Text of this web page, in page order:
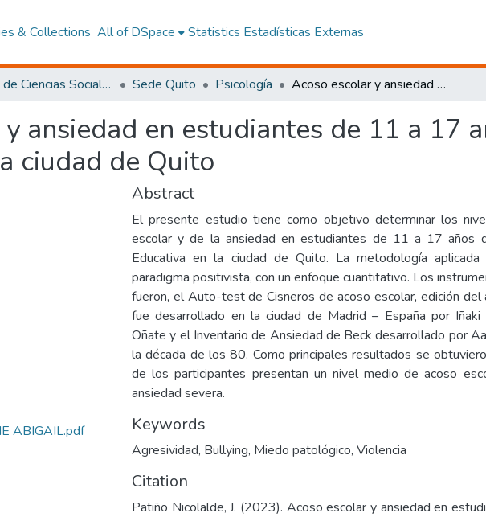
& Collections All of DSpace Statistics Estadísticas Externas
Facultad de Ciencias Sociales y Humanas Sede Quito Psicología Acoso escolar y ansiedad en estudiantes de 11 a 17 años en una Unidad Educativa en la ciudad de Quito
ansiedad en estudiantes de 11 a 17
ciudad de Quito
ABIGAIL.pdf
Abstract
El presente estudio tiene como objetivo determinar los
escolar y de la ansiedad en estudiantes de 11 a 17 años
Educativa en la ciudad de Quito. La metodología
paradigma positivista, con un enfoque cuantitativo. Los
fueron, el Auto-test de Cisneros de acoso escolar, edición
fue desarrollado en la ciudad de Madrid – España por Iñaki
Oñate y el Inventario de Ansiedad de Beck desarrollado por
la década de los 80. Como principales resultados se
de los participantes presentan un nivel medio de acoso
ansiedad severa.
Keywords
Agresividad, Bullying, Miedo patológico, Violencia
Citation
Patiño Nicolalde, J. (2023). Acoso escolar y ansiedad en